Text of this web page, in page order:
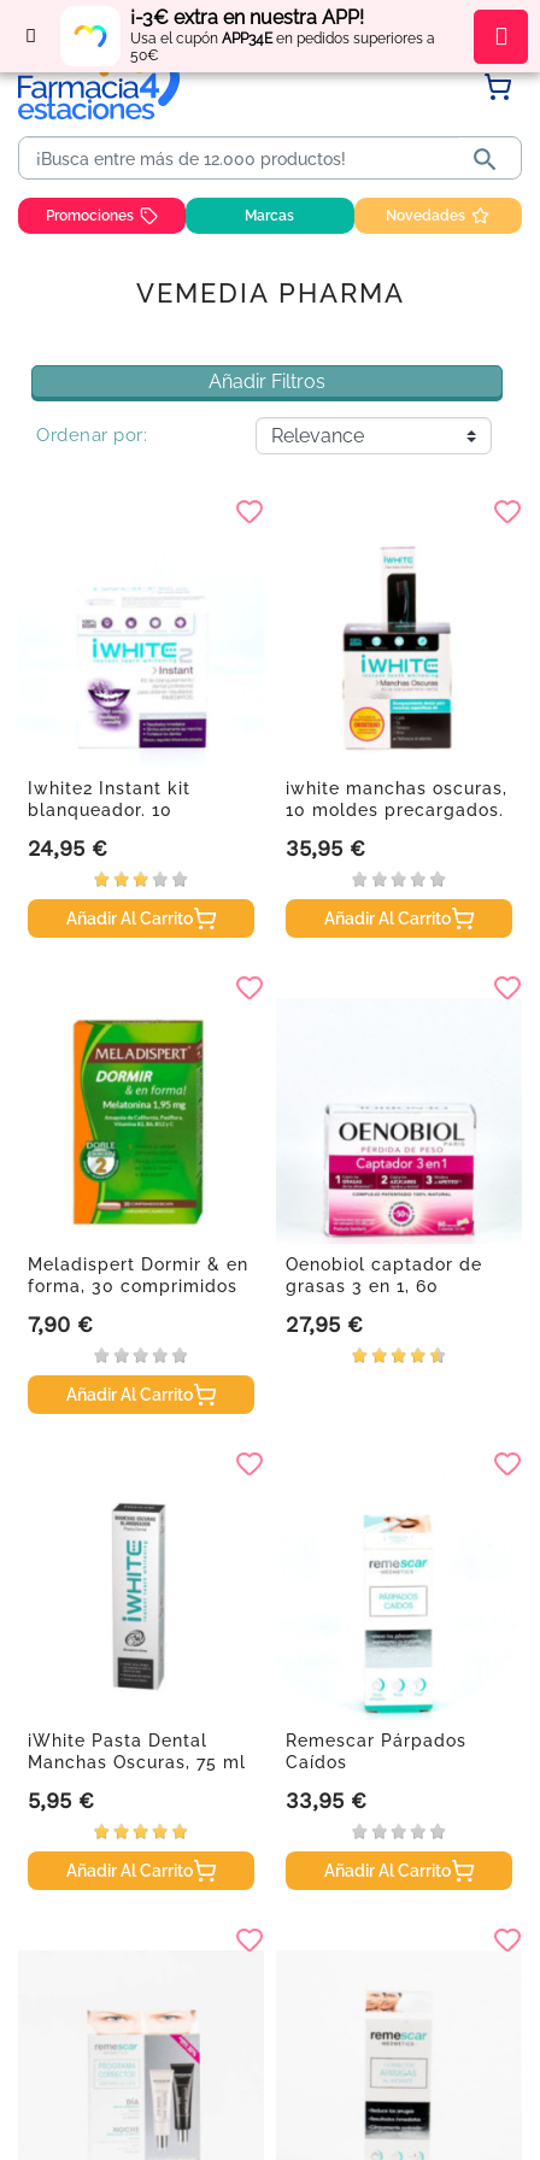
¡-3€ extra en nuestra APP!
Usa el cupón APP34Een pedidos superiores a
50€
Regístratey obténpuntos por tus compras

Promociones Marcas Novedades
VEMEDIA PHARMA
Añadir Filtros
Ordenar por:
Iwhite2 Instant kit
blanqueador. 10
Precio
24,95 €
Añadir Al Carrito
iwhite manchas oscuras,
10 moldes precargados.
Precio
35,95 €
Añadir Al Carrito
Meladispert Dormir & en
forma, 30 comprimidos
Precio
7,90 €
Añadir Al Carrito
Oenobiol captador de
grasas 3 en 1, 60
Precio
27,95 €
iWhite Pasta Dental
Manchas Oscuras, 75 ml
Precio
5,95 €
Añadir Al Carrito
Remescar Párpados
Caídos
Precio
33,95 €
Añadir Al Carrito